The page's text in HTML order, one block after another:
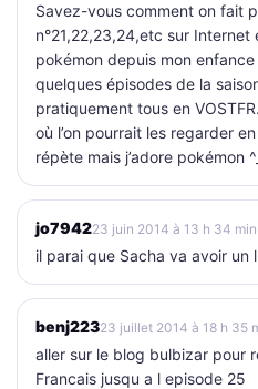
Savez-vous comment on fait
n°21,22,23,24,etc sur Internet
pokémon depuis mon enfance
quelques épisodes de la
pratiquement tous en
où l’on pourrait les regarder
répète mais j’adore pokémon
jo794223 juin 2014 à 13 h 34 min
il parai que Sacha va avoir un
benj22323 juillet 2014 à 18 h 35
aller sur le blog bulbizar pour
Francais jusqu a l episode 25